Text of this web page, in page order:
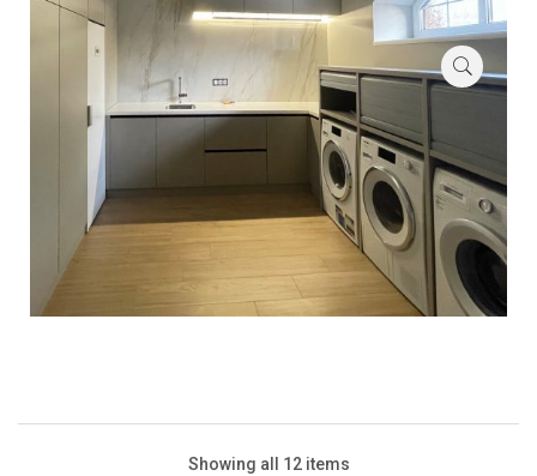
Showing all 12 items